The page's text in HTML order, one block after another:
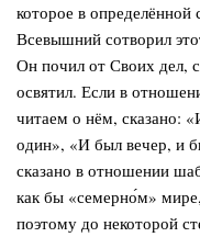
которое в
Всевышний сотворил
Он почил от Своих дел,
освятил. Если в
читаем о нём, сказано:
один», «И был вечер, и
сказано в отношении
как бы «семерно́м»
поэтому до некоторой